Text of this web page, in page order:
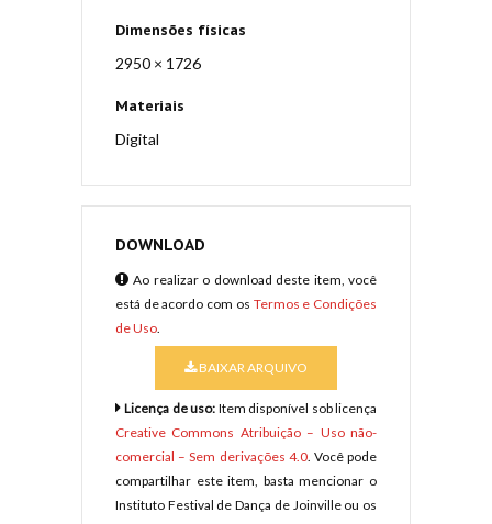
Dimensões físicas
2950 × 1726
Materiais
Digital
DOWNLOAD
Ao realizar o download deste item, você
está de acordo com os Termos e Condições
de Uso.
BAIXAR ARQUIVO
Licença de uso: Item disponível sob licença
Creative Commons Atribuição – Uso não-
comercial – Sem derivações 4.0. Você pode
compartilhar este item, basta mencionar o
Instituto Festival de Dança de Joinville ou os